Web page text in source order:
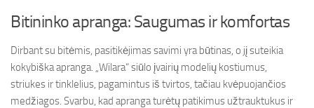
Bitininko apranga: Saugumas ir komfortas
Dirbant su bitėmis, pasitikėjimas savimi yra būtinas, o jį suteikia
kokybiška apranga. „Wilara“ siūlo įvairių modelių kostiumus,
striukes ir tinklelius, pagamintus iš tvirtos, tačiau kvėpuojančios
medžiagos. Svarbu, kad apranga turėtų patikimus užtrauktukus ir